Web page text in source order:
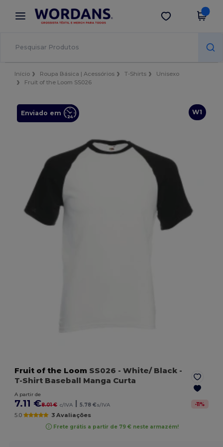
× App Wordans
Melhores preços na app!
Obter app
Início Roupa Básica | Acessórios T-Shirts
Unisexo
Fruit of the Loom SS026
W1
Enviado em
Fruit of the Loom SS026 - White/ Black -
T-Shirt Baseball Manga Curta
A partir de
7.11 €8.01 € c/IVA 5.78 €s/IVA -11%
5.0 3 Avaliações
Frete grátis a partir de 79 € neste armazém!